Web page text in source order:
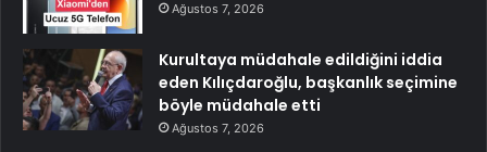
Ağustos 7, 2026
Kurultaya müdahale edildiğini iddia
eden Kılıçdaroğlu, başkanlık seçimine
böyle müdahale etti
Ağustos 7, 2026